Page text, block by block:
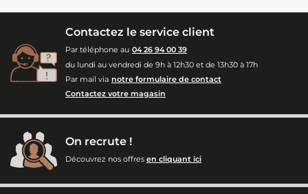
Contactez le service client
Par téléphone au 04 26 94 00 39
du lundi au vendredi de 9h à 12h30 et de 13h30 à 17h
Par mail via notre formulaire de contact
Contactez votre magasin
On recrute !
Découvrez nos offres en cliquant ici